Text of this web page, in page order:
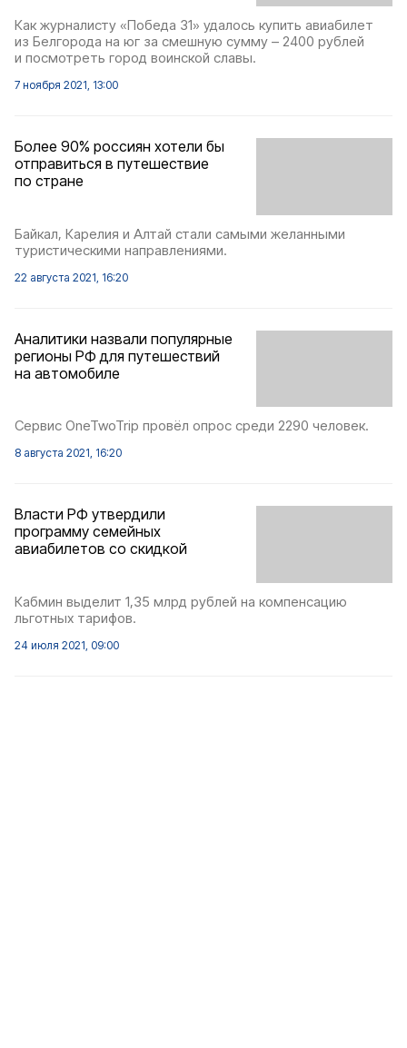
Как журналисту «Победа 31» удалось купить авиабилет
из Белгорода на юг за смешную сумму – 2400 рублей
и посмотреть город воинской славы.
7 ноября 2021, 13:00
Более 90% россиян хотели бы
отправиться в путешествие
по стране
Байкал, Карелия и Алтай стали самыми желанными
туристическими направлениями.
22 августа 2021, 16:20
Аналитики назвали популярные
регионы РФ для путешествий
на автомобиле
Сервис OneTwoTrip провёл опрос среди 2290 человек.
8 августа 2021, 16:20
Власти РФ утвердили
программу семейных
авиабилетов со скидкой
Кабмин выделит 1,35 млрд рублей на компенсацию
льготных тарифов.
24 июля 2021, 09:00